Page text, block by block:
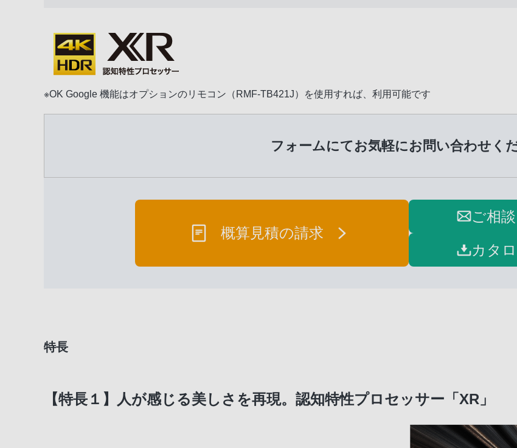
※OK Google 機能はオプションのリモコン（RMF-TB421J）を使用すれば、利用可能です
フォームにてお気軽にお問い合わせく
概算見積の請求
ご相
カタ
特長
【特長１】人が感じる美しさを再現。認知特性プロセッサー「XR」